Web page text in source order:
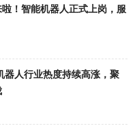
！智能机器人正式上岗，服
器人行业热度持续高涨，聚